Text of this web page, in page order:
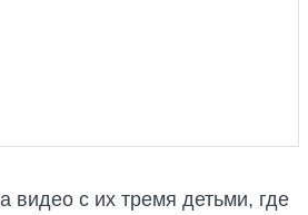
видео с их тремя детьми, где